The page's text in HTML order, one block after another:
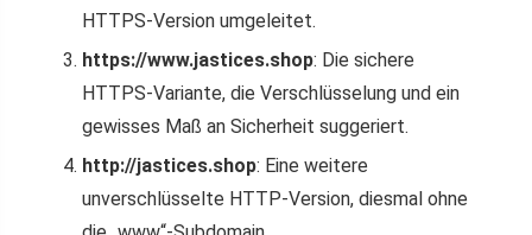
HTTPS-Version umgeleitet.
https://www.jastices.shop: Die sichere
HTTPS-Variante, die Verschlüsselung und ein
gewisses Maß an Sicherheit suggeriert.
http://jastices.shop: Eine weitere
unverschlüsselte HTTP-Version, diesmal ohne